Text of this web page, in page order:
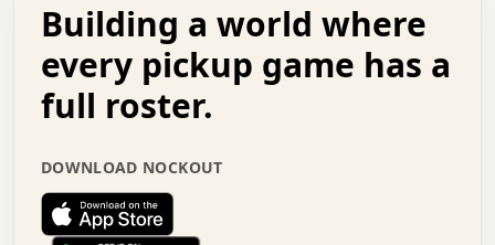
.   .   .   .   .   .   .   .   .   .   .   :   .
.   .   .   .   +   .   .   .   .   .   .   .   +
.   :   .   .   .   .   .   .   .   .   o   .   .
.   .   x   .   .   .   .   .   .   :   .   .   o
.   .   .   .   :   .   .   .   .   o   .   .   .
.   .   .   .   .   .   .   :   .   .   .   .   .
.   .   .   .   .   .   .   +   .   .   x   .   .
.   .   .   .   .   :   +   .   .   .   .   .   o
.   .   .   .   .   .   .   .   .   .   .   .   .
Building a world where
every pickup game has a
full roster.
DOWNLOAD NOCKOUT